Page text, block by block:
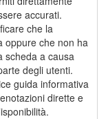
accurati.
che la
oppure che non ha
scheda a causa
degli utenti.
guida informativa
dirette e